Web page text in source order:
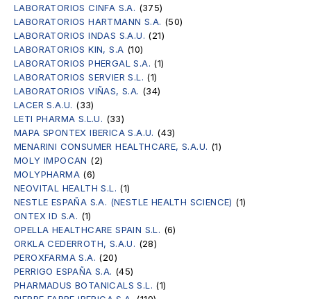
LABORATORIOS CINFA S.A. (375)
LABORATORIOS HARTMANN S.A. (50)
LABORATORIOS INDAS S.A.U. (21)
LABORATORIOS KIN, S.A (10)
LABORATORIOS PHERGAL S.A. (1)
LABORATORIOS SERVIER S.L. (1)
LABORATORIOS VIÑAS, S.A. (34)
LACER S.A.U. (33)
LETI PHARMA S.L.U. (33)
MAPA SPONTEX IBERICA S.A.U. (43)
MENARINI CONSUMER HEALTHCARE, S.A.U. (1)
MOLY IMPOCAN (2)
MOLYPHARMA (6)
NEOVITAL HEALTH S.L. (1)
NESTLE ESPAÑA S.A. (NESTLE HEALTH SCIENCE) (1)
ONTEX ID S.A. (1)
OPELLA HEALTHCARE SPAIN S.L. (6)
ORKLA CEDERROTH, S.A.U. (28)
PEROXFARMA S.A. (20)
PERRIGO ESPAÑA S.A. (45)
PHARMADUS BOTANICALS S.L. (1)